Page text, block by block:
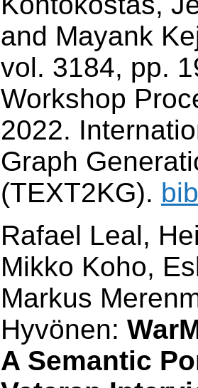
and Mayank
vol. 3184, pp.
Workshop
2022.
Graph
(TEXT2KG). bib
Rafael Leal,
Mikko Koho,
Markus
Hyvönen:
A Semantic